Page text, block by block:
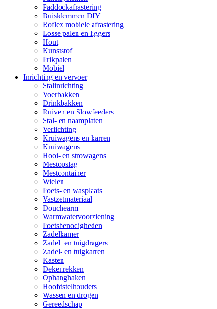
Paddockafrastering
Buisklemmen DIY
Roflex mobiele afrastering
Losse palen en liggers
Hout
Kunststof
Prikpalen
Mobiel
Inrichting en vervoer
Stalinrichting
Voerbakken
Drinkbakken
Ruiven en Slowfeeders
Stal- en naamplaten
Verlichting
Kruiwagens en karren
Kruiwagens
Hooi- en strowagens
Mestopslag
Mestcontainer
Wielen
Poets- en wasplaats
Vastzetmateriaal
Douchearm
Warmwatervoorziening
Poetsbenodigheden
Zadelkamer
Zadel- en tuigdragers
Zadel- en tuigkarren
Kasten
Dekenrekken
Ophanghaken
Hoofdstelhouders
Wassen en drogen
Gereedschap